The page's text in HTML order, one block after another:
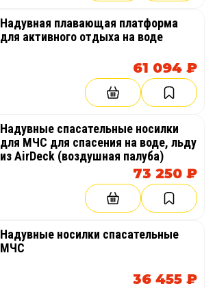
Надувная плавающая платформа
для активного отдыха на воде
61 094 ₽
Надувные спасательные носилки
для МЧС для спасения на воде, льду
из AirDeck (воздушная палуба)
73 250 ₽
Надувные носилки спасательные
МЧС
36 455 ₽